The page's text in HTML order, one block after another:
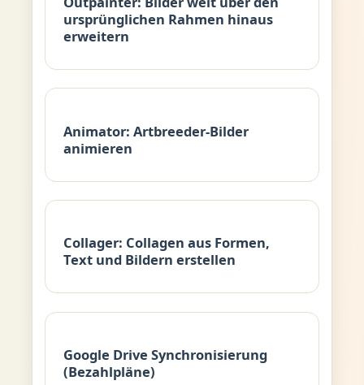
ursprünglichen Rahmen hinaus
erweitern
Animator: Artbreeder-Bilder
animieren
Collager: Collagen aus Formen,
Text und Bildern erstellen
Google Drive Synchronisierung
(Bezahlpläne)